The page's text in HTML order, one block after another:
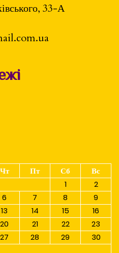
33-А
Чт Пт Сб
Вс
1
2
6 7 8
9
13 14 15
16
20 21 22
23
27 28 29
30